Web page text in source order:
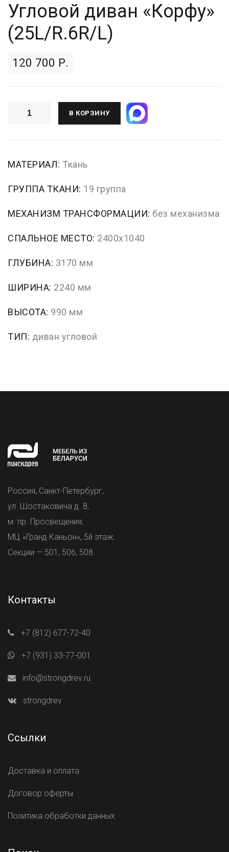
Угловой диван «Корфу»
(25L/R.6R/L)
120 700 Р.
В КОРЗИНУ
МАТЕРИАЛ: Ткань
ГРУППА ТКАНИ: 19 группа
МЕХАНИЗМ ТРАНСФОРМАЦИИ: без механизма
СПАЛЬНОЕ МЕСТО: 2400х1040
ГЛУБИНА: 3170 мм
ШИРИНА: 2240 мм
ВЫСОТА: 990 мм
ТИП: диван угловой
Россия, Санкт-Петербург,
ул. Шостаковича д. 8,
м. пр. Просвещения,
МЦ «Гранд Каньон», 5й этаж.
Секции — 501, 506, 508.
Контакты
+7 (812) 677-72-40
+7 (931) 33-77-001
info@strongdrev.ru
strongdrev
Ссылки
Доставка и оплата
Договор оферты
Политика обработки данных